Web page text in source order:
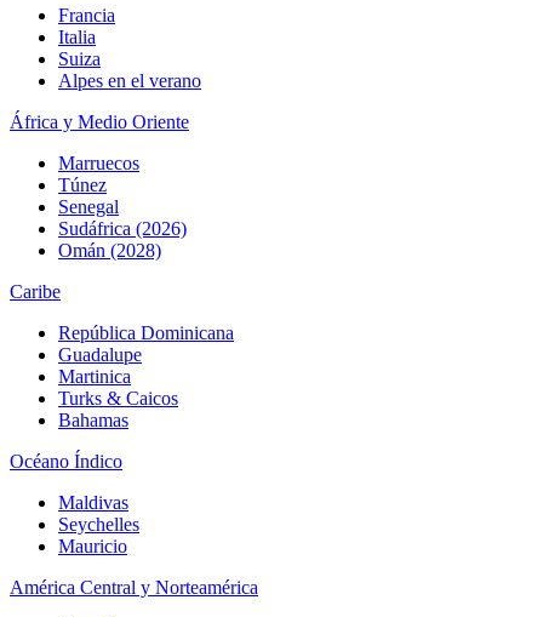
Francia
Italia
Suiza
Alpes en el verano
África y Medio Oriente
Marruecos
Túnez
Senegal
Sudáfrica (2026)
Omán (2028)
Caribe
República Dominicana
Guadalupe
Martinica
Turks & Caicos
Bahamas
Océano Índico
Maldivas
Seychelles
Mauricio
América Central y Norteamérica